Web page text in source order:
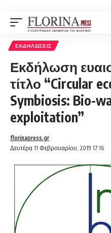
ΕΚΔΗΛΏΣΕΙΣ
Εκδήλωση
τίτλο “Circular
Symbiosis: Bio-
exploitation”
Δευτέρα 11 Φεβρουαρίου, 2019 17:16
florinapress.gr